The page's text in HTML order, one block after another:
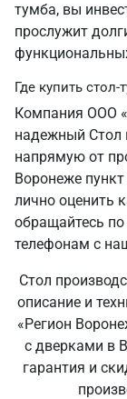
тумба, вы
прослужит
Где купить
Компания ООО
надежный Стол
напрямую от
Воронеже
лично оценить
обращайтесь
телефонам с
Стол
описание и
«Регион
с дверками в
гарантия и